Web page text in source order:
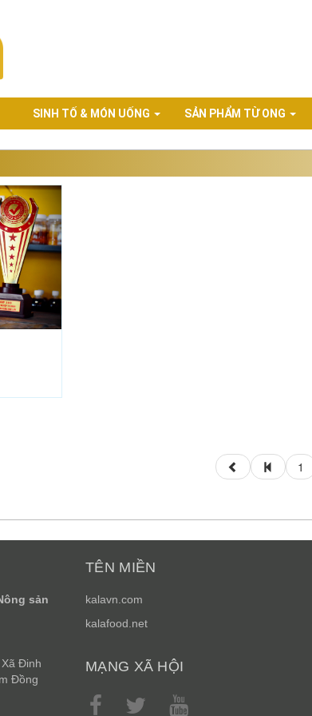
SINH TỐ & MÓN UỐNG SẢN PHẨM TỪ ONG
1
sản
Đinh
Đồng
TÊN MIỀN
kalavn.com
kalafood.net
MẠNG XÃ HỘI